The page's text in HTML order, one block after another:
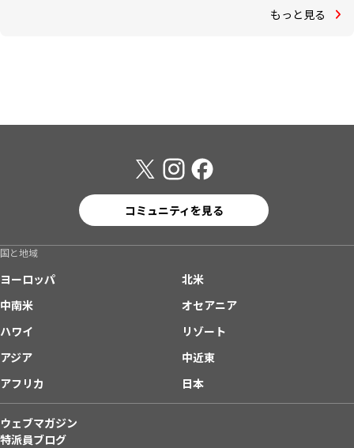
もっと見る
コミュニティを見る
国と地域
ヨーロッパ
北米
中南米
オセアニア
ハワイ
リゾート
アジア
中近東
アフリカ
日本
ウェブマガジン
特派員ブログ